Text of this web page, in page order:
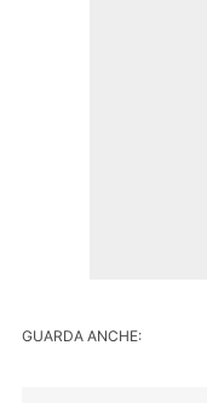
GUARDA ANCHE: